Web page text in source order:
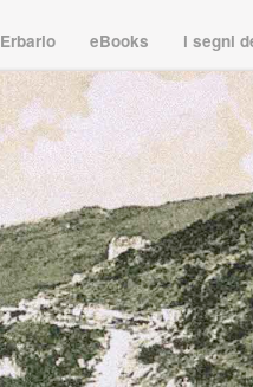
Erbario eBooks i segni